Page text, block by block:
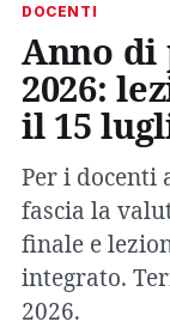
DOCENTI
Anno di
2026:
il 15
Per i docenti
fascia la
finale e
integrato.
2026.